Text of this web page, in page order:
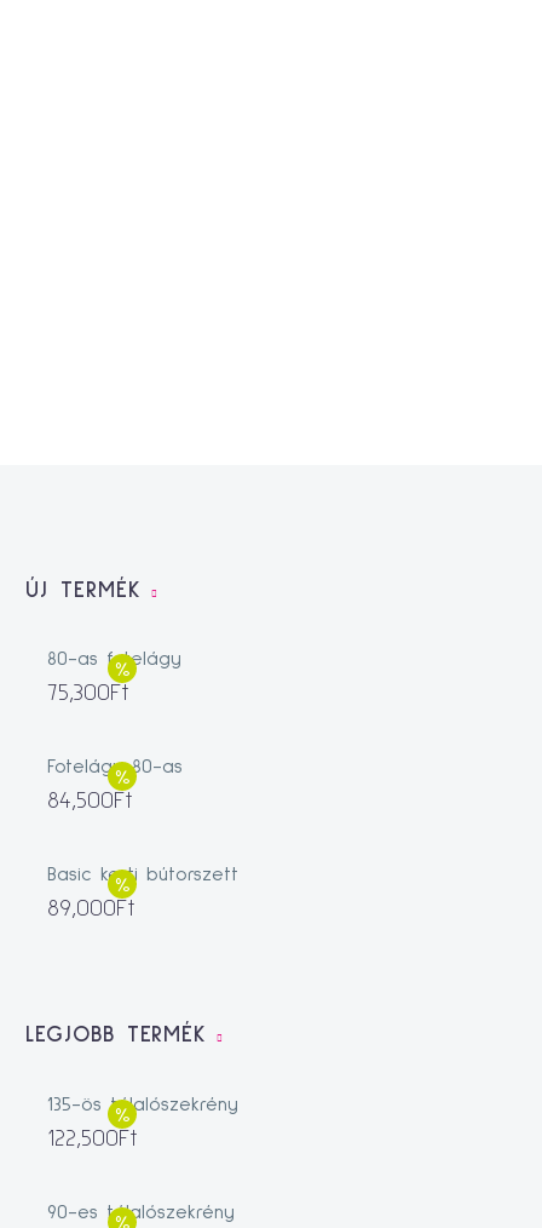
ÚJ TERMÉK
80-as fotelágy
75,300Ft
Fotelágy 80-as
84,500Ft
Basic kerti bútorszett
89,000Ft
LEGJOBB TERMÉK
135-ös tálalószekrény
122,500Ft
90-es tálalószekrény